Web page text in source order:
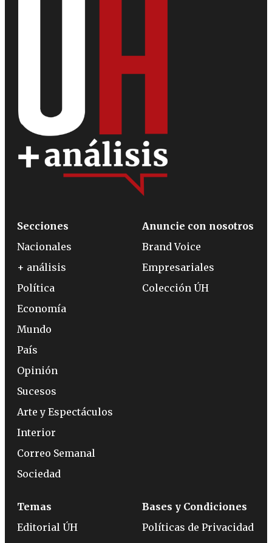
Secciones
Nacionales
+ análisis
Política
Economía
Mundo
País
Opinión
Sucesos
Arte y Espectáculos
Interior
Correo Semanal
Sociedad
Anuncie con nosotros
Brand Voice
Empresariales
Colección ÚH
Temas
Editorial ÚH
Bases y Condiciones
Políticas de Privacidad